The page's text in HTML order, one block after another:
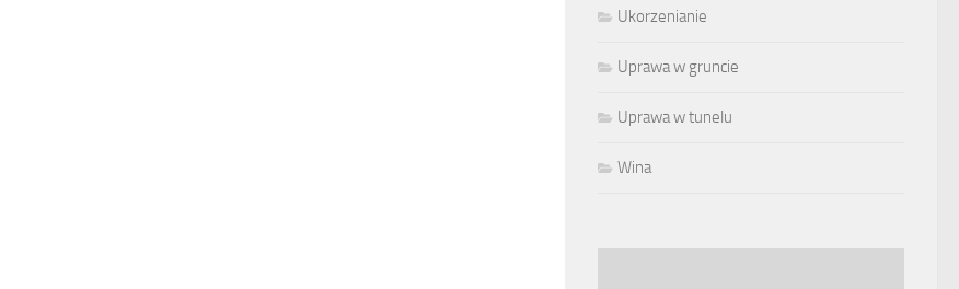
Ukorzenianie
Uprawa w gruncie
Uprawa w tunelu
Wina